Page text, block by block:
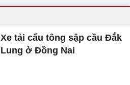
Xe tải cẩu tông sập cầu Đắk
Lung ở Đồng Nai